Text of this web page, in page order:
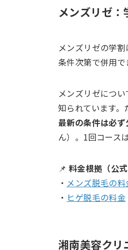
メンズリゼ
メンズリゼの学割
条件次第で併用
メンズリゼについ
知られています。
最新の条件は必
ん）。1回コース
📌 料金根拠（公式
・ メンズ脱毛の
・ ヒゲ脱毛の料金
湘南美容クリ